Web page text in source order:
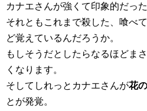
カナエさんが強くて印象的だっ
それともこれまで殺した、喰べ
ど覚えているんだろうか。
もしそうだとしたらなるほどま
くなります。
そしてしれっとカナエさんが花
とが発覚。